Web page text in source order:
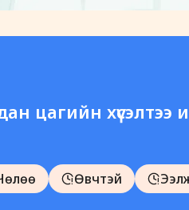
цагийн хүсэлтээ
Өвчтэй